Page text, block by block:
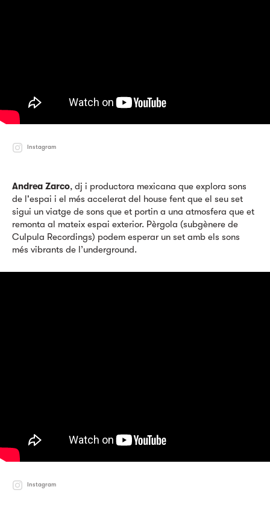
Instagram
Andrea Zarco, dj i productora mexicana que explora sons
de l'espai i el més accelerat del house fent que el seu set
sigui un viatge de sons que et portin a una atmosfera que et
remonta al mateix espai exterior. Pèrgola (subgènere de
Culpula Recordings) podem esperar un set amb els sons
més vibrants de l’underground.
Instagram